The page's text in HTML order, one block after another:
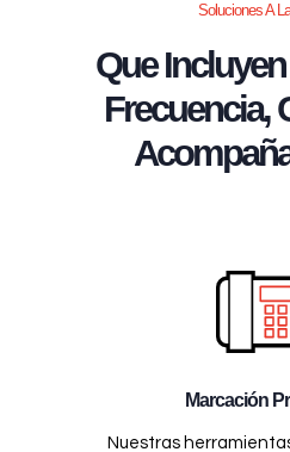
Soluciones A
Que
Frecuencia,
Marcación
Nuestras